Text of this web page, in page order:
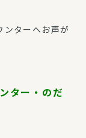
ンターへお声が
ター・のだ